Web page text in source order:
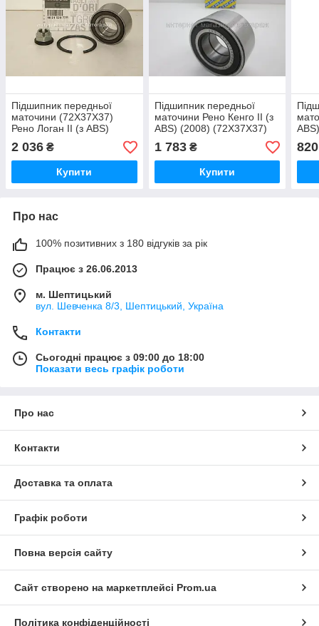
Підшипник передньої
маточини (72X37X37)
Рено Логан II (з ABS)
2012-> Renault (Оригінал)
402102977R
2 036 ₴
Купити
Підшипник передньої
маточини Рено Кенго II (з
ABS) (2008) (72X37X37)
для диска R14 - SNR
(Франція) R15575
1 783₴
Купити
для
820
Про нас
100% позитивних з 180 відгуків за рік
Працює з 26.06.2013
м. Шептицький
вул. Шевченка 8/3, Шептицький, Україна
Контакти
Сьогодні працює з 09:00 до 18:00
Показати весь графік роботи
Про нас
Контакти
Доставка та оплата
Графік роботи
Повна версія сайту
Сайт створено на маркетплейсі Prom.ua
Політика конфіденційності